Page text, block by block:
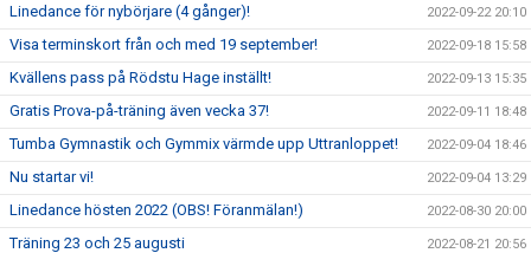
Linedance för nybörjare (4 gånger)! 2022-09-22 20:10
Visa terminskort från och med 19 september! 2022-09-18 15:58
Kvällens pass på Rödstu Hage inställt! 2022-09-13 15:35
Gratis Prova-på-träning även vecka 37! 2022-09-11 18:48
Tumba Gymnastik och Gymmix värmde upp Uttranloppet! 2022-09-04 18:46
Nu startar vi! 2022-09-04 13:29
Linedance hösten 2022 (OBS! Föranmälan!) 2022-08-30 20:00
Träning 23 och 25 augusti 2022-08-21 20:56